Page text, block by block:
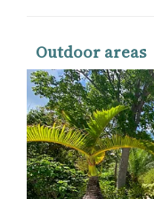
Outdoor areas